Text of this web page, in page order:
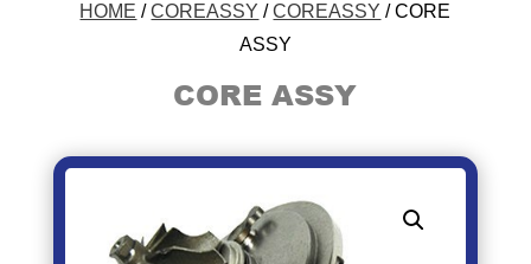
HOME /COREASSY /COREASSY / CORE
ASSY
CORE ASSY